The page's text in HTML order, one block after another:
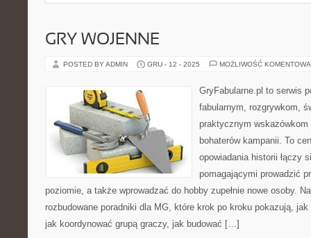
GRY WOJENNE
POSTED BY ADMIN GRU - 12 - 2025 MOŻLIWOŚĆ
GryFabularne.pl to serwis
fabularnym, rozgrywkom,
praktycznym
bohaterów kampanii. To
opowiadania historii łączy
pomagającymi prowadzić
poziomie, a także wprowadzać do hobby zupełnie nowe osoby.
rozbudowane poradniki dla MG, które krok po kroku pokazują,
jak koordynować grupą graczy, jak budować […]